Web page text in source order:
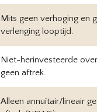
Mits geen verhoging en
verlenging looptijd.
Niet-herinvesteerde
geen aftrek.
Alleen annuïtair/lineair